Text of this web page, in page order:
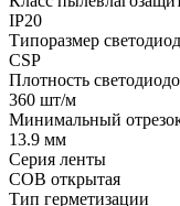
IP20
Типоразмер
CSP
Плотность
360 шт/м
Минимальный
13.9 мм
Серия ленты
COB открытая
Тип герметизации